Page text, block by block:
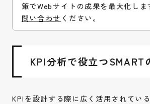
策でWebサイトの成果を最大化しま
問い合わせ ください。
KPI分析で役立つSMART
KPIを設計する際に広く活用されてい